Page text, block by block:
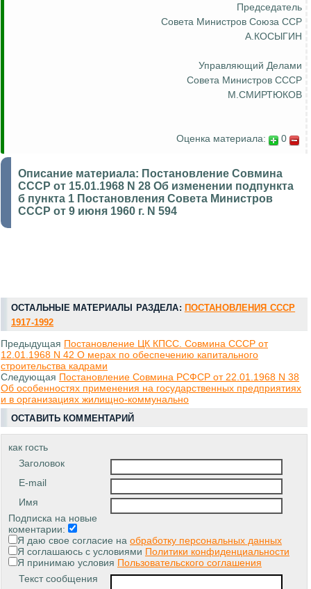
Председатель
Совета Министров Союза ССР
А.КОСЫГИН
Управляющий Делами
Совета Министров СССР
М.СМИРТЮКОВ
Оценка материала: 0
Описание материала: Постановление Совмина
СССР от 15.01.1968 N 28 Об изменении подпункта
б пункта 1 Постановления Совета Министров
СССР от 9 июня 1960 г. N 594
ОСТАЛЬНЫЕ МАТЕРИАЛЫ РАЗДЕЛА: ПОСТАНОВЛЕНИЯ СССР
1917-1992
Предыдущая Постановление ЦК КПСС. Совмина СССР от
12.01.1968 N 42 О мерах по обеспечению капитального
строительства кадрами
Следующая Постановление Совмина РСФСР от 22.01.1968 N 38
Об особенностях применения на государственных предприятиях
и в организациях жилищно-коммунально
ОСТАВИТЬ КОММЕНТАРИЙ
как гость
Заголовок
E-mail
Имя
Подписка на новые
коментарии:
Я даю свое согласие на обработку персональных данных
Я соглашаюсь с условиями Политики конфиденциальности
Я принимаю условия Пользовательского соглашения
Текст сообщения